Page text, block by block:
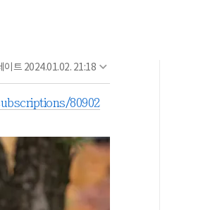
이트 2024.01.02. 21:18
80902